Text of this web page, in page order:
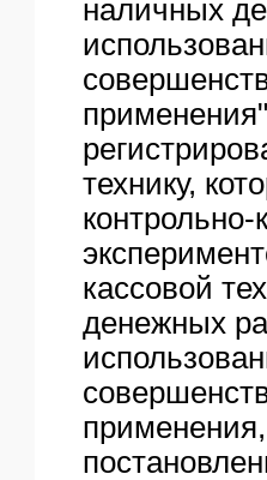
наличных
технику,
кассовой
денежных